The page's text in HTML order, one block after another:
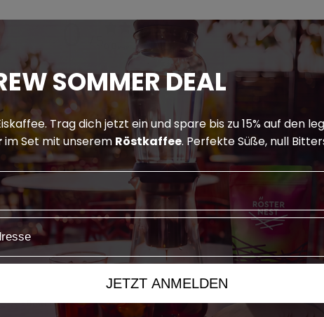
0 0 Bewertungen
5 0%
4
0%
3
0%
2
0%
1
0%
Mit Medien
SOMMER DEAL
Trag dich jetzt ein und spare bis zu 15% auf den
im Set mit unserem Röstkaffee. Perfekte Süße, null
JETZT ANMELDEN